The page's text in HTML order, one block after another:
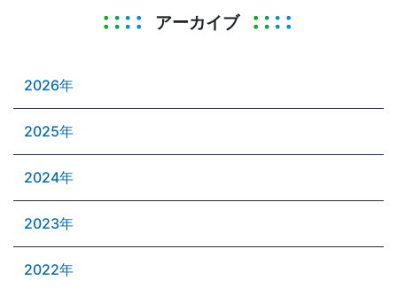
アーカイブ
2026年
2025年
2024年
2023年
2022年